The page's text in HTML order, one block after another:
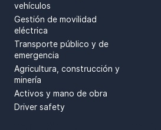
vehículos
Gestión de movilidad
eléctrica
Transporte público y de
emergencia
Agricultura, construcción y
minería
Activos y mano de obra
Driver safety